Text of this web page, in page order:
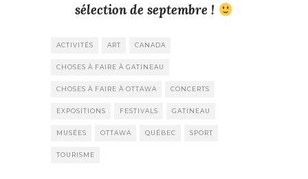
sélection de septembre !
ACTIVITÉS ART CANADA
CHOSES À FAIRE À GATINEAU
CHOSES À FAIRE À OTTAWA CONCERTS
EXPOSITIONS FESTIVALS GATINEAU
MUSÉES OTTAWA QUÉBEC SPORT
TOURISME